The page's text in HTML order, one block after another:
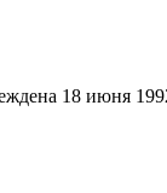
18 июня